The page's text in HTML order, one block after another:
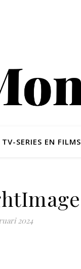
TV-SERIES EN FILMS
2024